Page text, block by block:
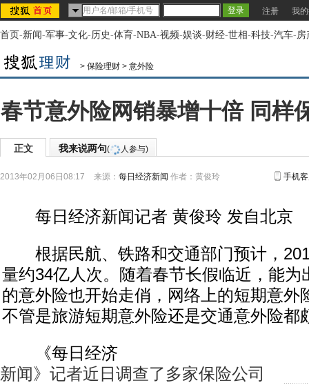
注册 我
首页-新闻-军事-文化-历史-体育-NBA-视频-娱谈-财经-世相-科技-汽车-房
> 保险理财 > 意外险
春节意外险网销暴增十倍 同样
正文 我来说两句( 人参与)
2013年02月06日08:17 来源： 每日经济新闻 作者：黄俊玲 手机
每日经济新闻记者 黄俊玲 发自北京
根据民航、铁路和交通部门预计，
量约34亿人次。随着春节长假临近，能为
的意外险也开始走俏，网络上的短期意外
不管是旅游短期意外险还是交通意外险都
《每日经济
新闻》记者近日调查了多家保险公司